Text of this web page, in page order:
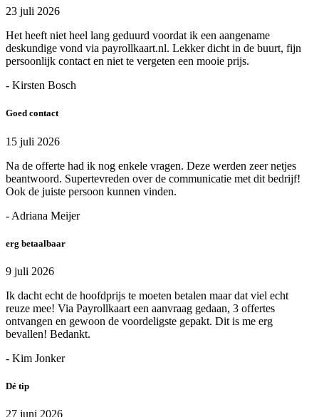
23 juli 2026
Het heeft niet heel lang geduurd voordat ik een aangename
deskundige vond via payrollkaart.nl. Lekker dicht in de buurt, fijn
persoonlijk contact en niet te vergeten een mooie prijs.
- Kirsten Bosch
Goed contact
15 juli 2026
Na de offerte had ik nog enkele vragen. Deze werden zeer netjes
beantwoord. Supertevreden over de communicatie met dit bedrijf!
Ook de juiste persoon kunnen vinden.
- Adriana Meijer
erg betaalbaar
9 juli 2026
Ik dacht echt de hoofdprijs te moeten betalen maar dat viel echt
reuze mee! Via Payrollkaart een aanvraag gedaan, 3 offertes
ontvangen en gewoon de voordeligste gepakt. Dit is me erg
bevallen! Bedankt.
- Kim Jonker
Dé tip
27 juni 2026